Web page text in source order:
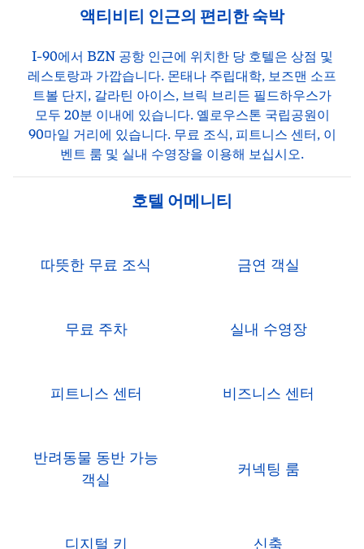
액티비티 인근의 편리한 숙박
I-90에서 BZN 공항 인근에 위치한 당 호텔은 상점 및
레스토랑과 가깝습니다. 몬태나 주립대학, 보즈맨 소프
트볼 단지, 갈라틴 아이스, 브릭 브리든 필드하우스가
모두 20분 이내에 있습니다. 옐로우스톤 국립공원이
90마일 거리에 있습니다. 무료 조식, 피트니스 센터, 이
벤트 룸 및 실내 수영장을 이용해 보십시오.
호텔 어메니티
따뜻한 무료 조식 금연 객실
무료 주차 실내 수영장
피트니스 센터 비즈니스 센터
반려동물 동반 가능
객실
커넥팅 룸
디지털 키 신축